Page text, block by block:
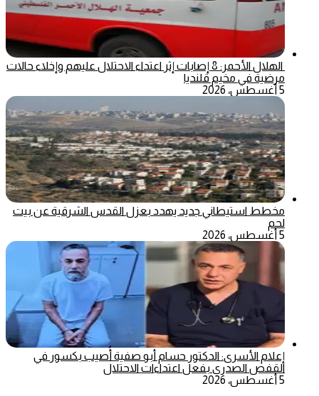
الهلال الأحمر: 8 إصابات إثر اعتداء الاحتلال عليهم وإخلاء حالات
مرضية في مخيم قلنديا
5 أغسطس، 2026
مخطط استيطاني جديد يهدد بعزل القدس الشرقية عن بيت
لحم
5 أغسطس، 2026
إعلام الأسرى: الدكتور حسام أبو صفية أُصيب بكسور في
القفص الصدري بفعل اعتداءات الاحتلال
5 أغسطس، 2026